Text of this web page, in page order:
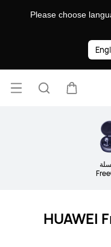
Please choose
فتح
HUAWEI